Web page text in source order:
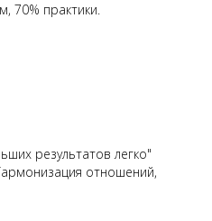
70% практики.
результатов легко"
отношений,